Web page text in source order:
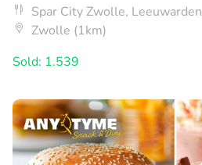
Spar City Zwolle, Leeuwarden
Zwolle (1km)
Sold: 1.539